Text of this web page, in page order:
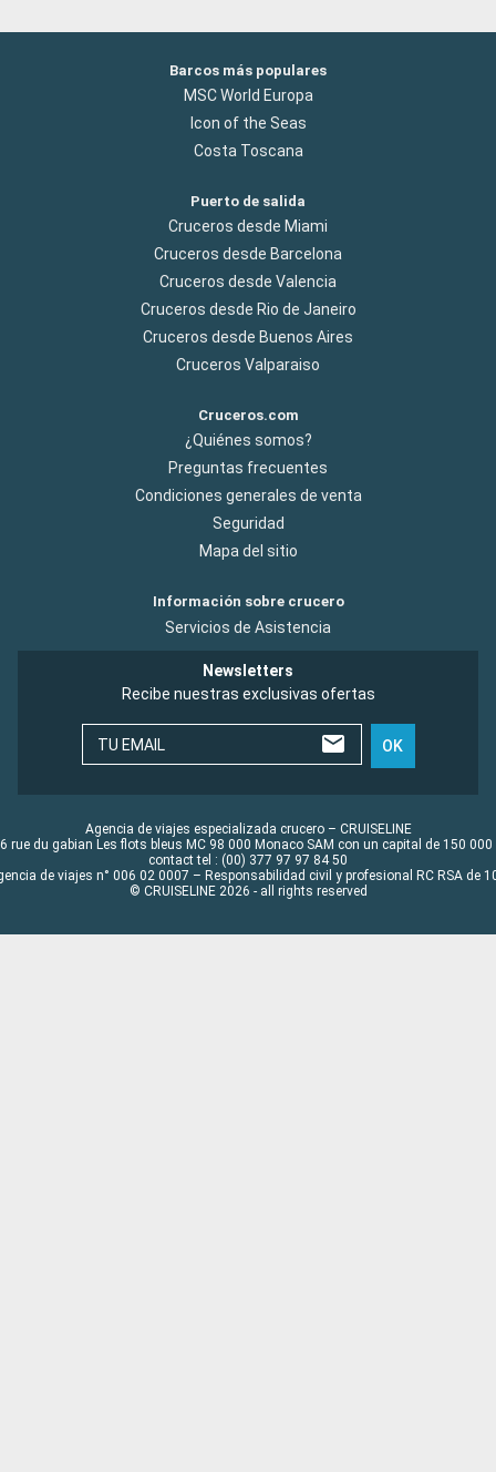
Barcos más populares
MSC World Europa
Icon of the Seas
Costa Toscana
Puerto de salida
Cruceros desde Miami
Cruceros desde Barcelona
Cruceros desde Valencia
Cruceros desde Rio de Janeiro
Cruceros desde Buenos Aires
Cruceros Valparaiso
Cruceros.com
¿Quiénes somos?
Preguntas frecuentes
Condiciones generales de venta
Seguridad
Mapa del sitio
Información sobre crucero
Servicios de Asistencia
Newsletters
Recibe nuestras exclusivas ofertas
TU EMAIL OK
Agencia de viajes especializada crucero – CRUISELINE
rue du gabian Les flots bleus MC 98 000 Monaco SAM con un capital de 150 000
contact tel : (00) 377 97 97 84 50
de viajes n° 006 02 0007 – Responsabilidad civil y profesional RC RSA de
© CRUISELINE 2026 - all rights reserved